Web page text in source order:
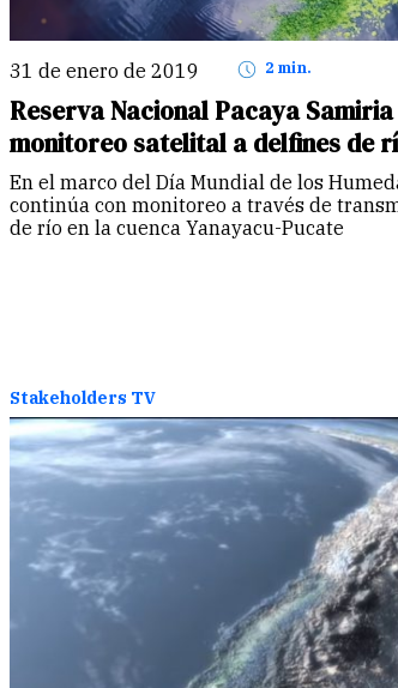
31 de enero de 2019 2 min.
Reserva Nacional Pacaya
monitoreo satelital a delfines de
En el marco del Día Mundial de los
continúa con monitoreo a través de
de río en la cuenca Yanayacu-Pucate
Stakeholders TV